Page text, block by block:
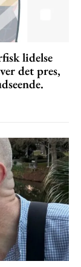
lidelse
det pres,